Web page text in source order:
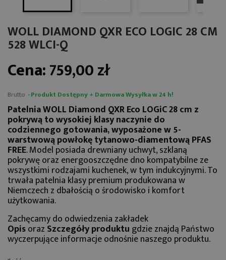
WOLL DIAMOND QXR ECO LOGIC 28 CM
528 WLCI-Q
Cena:759,00 zł
Brutto Produkt Dostępny + Darmowa Wysyłka w 24 h!
Patelnia WOLL Diamond QXR Eco LOGiC 28 cm z
pokrywą to wysokiej klasy naczynie do
codziennego gotowania, wyposażone w 5-
warstwową powłokę tytanowo-diamentową PFAS
FREE. Model posiada drewniany uchwyt, szklaną
pokrywę oraz energooszczędne dno kompatybilne ze
wszystkimi rodzajami kuchenek, w tym indukcyjnymi. To
trwała patelnia klasy premium produkowana w
Niemczech z dbałością o środowisko i komfort
użytkowania.
Zachęcamy do odwiedzenia zakładek
Opisoraz Szczegóły produktu gdzie znajdą Państwo
wyczerpujące informacje odnośnie naszego produktu.